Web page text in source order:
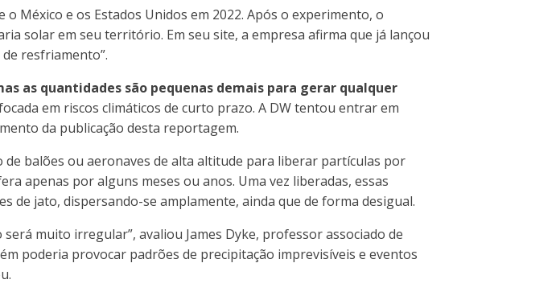
México e os Estados Unidos em 2022. Após o experimento, o
solar em seu território. Em seu site, a empresa afirma que já lançou
resfriamento”.
as quantidades são pequenas demais para gerar qualquer
em riscos climáticos de curto prazo. A DW tentou entrar em
da publicação desta reportagem.
balões ou aeronaves de alta altitude para liberar partículas por
apenas por alguns meses ou anos. Uma vez liberadas, essas
jato, dispersando-se amplamente, ainda que de forma desigual.
muito irregular”, avaliou James Dyke, professor associado de
poderia provocar padrões de precipitação imprevisíveis e eventos